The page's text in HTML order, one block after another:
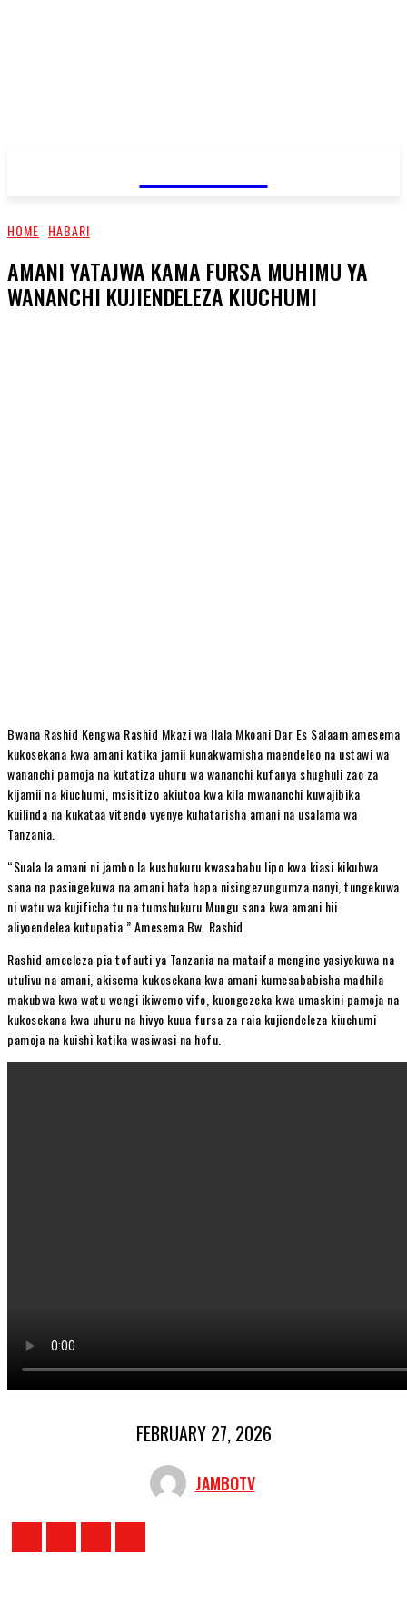
HOME HABARI
AMANI YATAJWA KAMA FURSA MUHIMU YA
WANANCHI KUJIENDELEZA KIUCHUMI
Bwana Rashid Kengwa Rashid Mkazi wa Ilala Mkoani Dar Es Salaam amesema
kukosekana kwa amani katika jamii kunakwamisha maendeleo na ustawi wa
wananchi pamoja na kutatiza uhuru wa wananchi kufanya shughuli zao za
kijamii na kiuchumi, msisitizo akiutoa kwa kila mwananchi kuwajibika
kuilinda na kukataa vitendo vyenye kuhatarisha amani na usalama wa
Tanzania.
“Suala la amani ni jambo la kushukuru kwasababu lipo kwa kiasi kikubwa
sana na pasingekuwa na amani hata hapa nisingezungumza nanyi, tungekuwa
ni watu wa kujificha tu na tumshukuru Mungu sana kwa amani hii
aliyoendelea kutupatia.” Amesema Bw. Rashid.
Rashid ameeleza pia tofauti ya Tanzania na mataifa mengine yasiyokuwa na
utulivu na amani, akisema kukosekana kwa amani kumesababisha madhila
makubwa kwa watu wengi ikiwemo vifo, kuongezeka kwa umaskini pamoja na
kukosekana kwa uhuru na hivyo kuua fursa za raia kujiendeleza kiuchumi
pamoja na kuishi katika wasiwasi na hofu.
FEBRUARY 27, 2026
JAMBOTV